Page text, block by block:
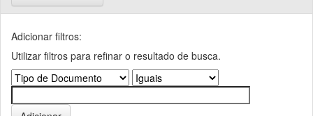
Adicionar filtros:
Utilizar filtros para refinar o resultado de busca.